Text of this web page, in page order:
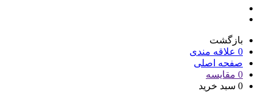
بازگشت
0 علاقه مندی
صفحه اصلی
0 مقایسه
0 سبد خرید